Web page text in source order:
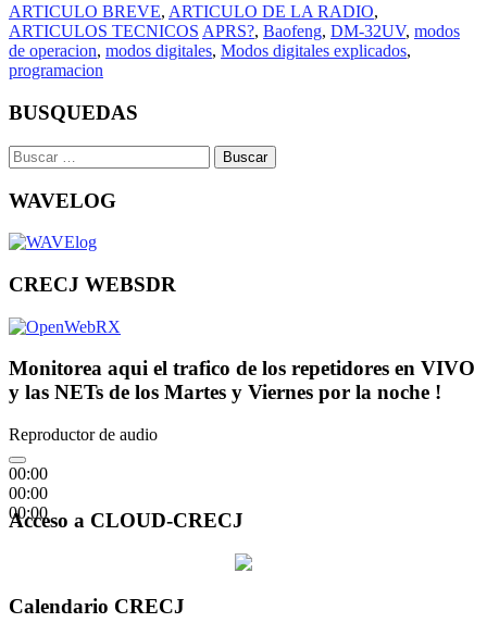
ARTICULO BREVE, ARTICULO DE LA RADIO,
ARTICULOS TECNICOS APRS?, Baofeng, DM-32UV, modos
de operacion, modos digitales, Modos digitales explicados,
programacion
BUSQUEDAS
Buscar:
WAVELOG
CRECJ WEBSDR
Monitorea aqui el trafico de los repetidores en VIVO
y las NETs de los Martes y Viernes por la noche !
Reproductor de audio
00:00
00:00
00:00
Acceso a CLOUD-CRECJ
Calendario CRECJ